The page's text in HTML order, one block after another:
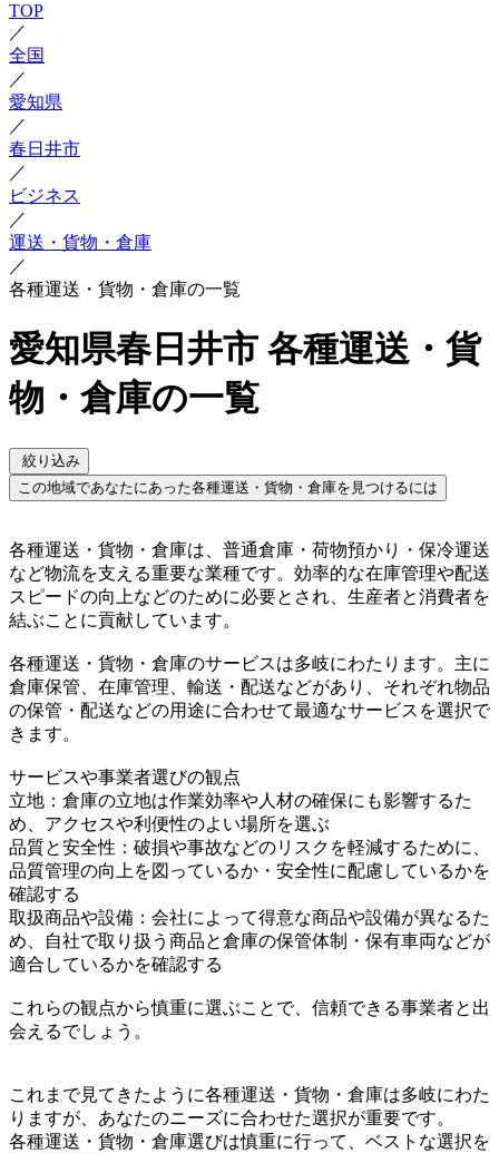
TOP
／
全国
／
愛知県
／
春日井市
／
ビジネス
／
運送・貨物・倉庫
／
各種運送・貨物・倉庫の一覧
愛知県春日井市 各種運送・貨
物・倉庫の一覧
絞り込み
この地域であなたにあった各種運送・貨物・倉庫を見つけるには
各種運送・貨物・倉庫は、普通倉庫・荷物預かり・保冷運送
など物流を支える重要な業種です。効率的な在庫管理や配送
スピードの向上などのために必要とされ、生産者と消費者を
結ぶことに貢献しています。
各種運送・貨物・倉庫のサービスは多岐にわたります。主に
倉庫保管、在庫管理、輸送・配送などがあり、それぞれ物品
の保管・配送などの用途に合わせて最適なサービスを選択で
きます。
サービスや事業者選びの観点
立地：倉庫の立地は作業効率や人材の確保にも影響するた
め、アクセスや利便性のよい場所を選ぶ
品質と安全性：破損や事故などのリスクを軽減するために、
品質管理の向上を図っているか・安全性に配慮しているかを
確認する
取扱商品や設備：会社によって得意な商品や設備が異なるた
め、自社で取り扱う商品と倉庫の保管体制・保有車両などが
適合しているかを確認する
これらの観点から慎重に選ぶことで、信頼できる事業者と出
会えるでしょう。
これまで見てきたように各種運送・貨物・倉庫は多岐にわた
りますが、あなたのニーズに合わせた選択が重要です。
各種運送・貨物・倉庫選びは慎重に行って、ベストな選択を